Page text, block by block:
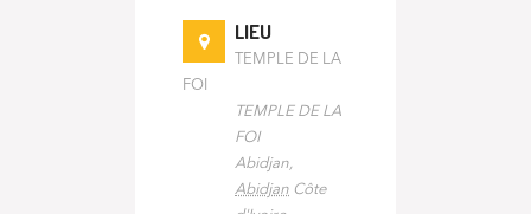
LIEU
TEMPLE DE LA
FOI
TEMPLE DE LA
FOI
Abidjan
Abidjan Côte